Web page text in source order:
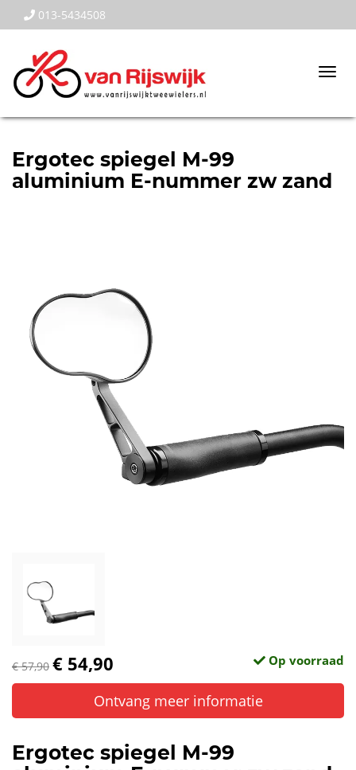
013-5434508
Ergotec spiegel M-99
aluminium E-nummer zw zand
€ 57,90 € 54,90 Op voorraad
Ontvang meer informatie
Ergotec spiegel M-99